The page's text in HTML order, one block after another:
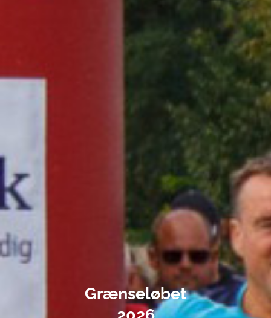
Grænseløbet
2026